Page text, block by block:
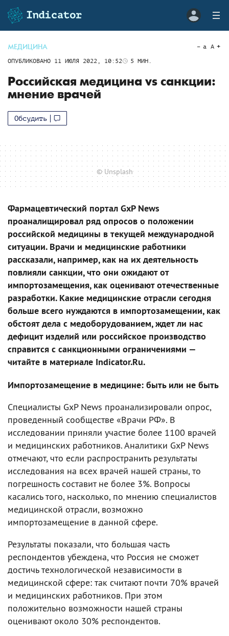
МЕДИЦИНА
ОПУБЛИКОВАНО 11 ИЮЛЯ 2022, 10:52 5 МИН.
a A
Российская медицина vs санкции:
мнение врачей
Обсудить
© Unsplash
Фармацевтический портал GxP News
проаналищировал ряд опросов о положении
российской медицины в текущей международной
ситуации. Врачи и медицинские работники
рассказали, например, как на их деятельность
повлияли санкции, что они ожидают от
импортозамещения, как оценивают отечественные
разработки. Какие медицинские отрасли сегодня
больше всего нуждаются в импортозамещении, как
обстоят дела с медоборудованием, ждет ли нас
дефицит изделий или российское производство
справится с санкционными ограничениями —
читайте в материале Indicator.Ru.
Импортозамещение в медицине: быть или не быть
Специалисты GxP News проанализировали опрос,
проведенный сообществе «Врачи РФ». В
исследовании приняли участие более 1100 врачей
и медицинских работников. Аналитики GxP News
отмечают, что если распространить результаты
исследования на всех врачей нашей страны, то
погрешность составит не более 3%. Вопросы
касались того, насколько, по мнению специалистов
медицинской отрасли, возможно
импортозамещение в данной сфере.
Результаты показали, что большая часть
респондентов убеждена, что Россия не сможет
достичь технологической независимости в
медицинской сфере: так считают почти 70% врачей
и медицинских работников. При этом
положительно возможности нашей страны
оценивают около 30% респондентов.